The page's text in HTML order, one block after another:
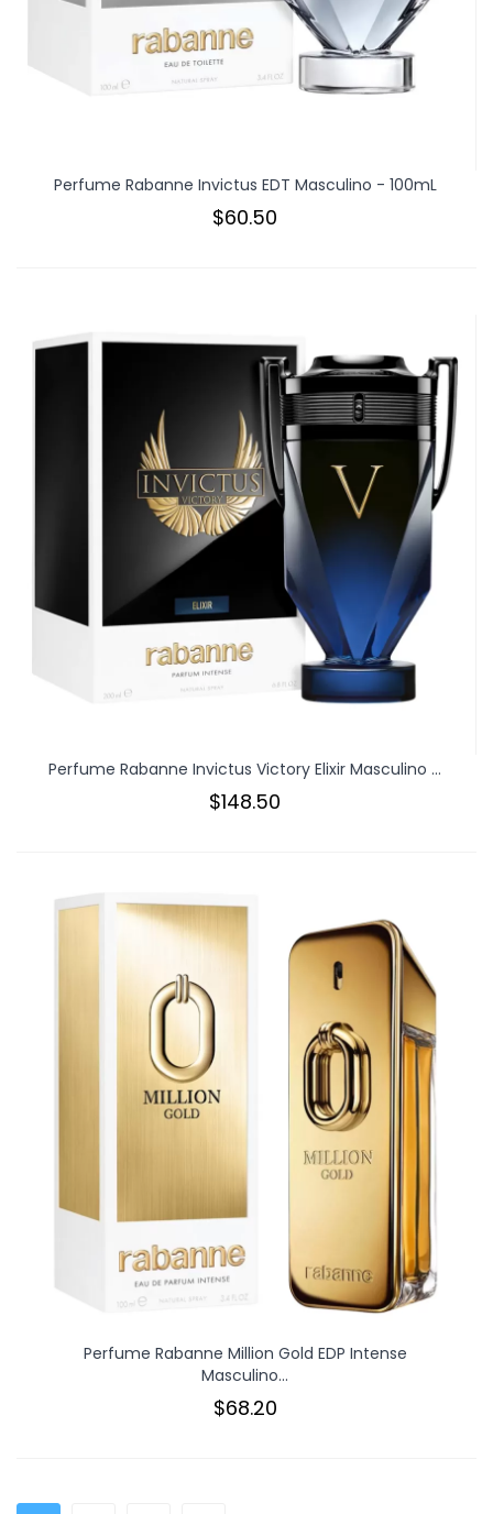
Perfume Rabanne Invictus EDT Masculino - 100mL
$60.50
Perfume Rabanne Invictus Victory Elixir Masculino ...
$148.50
Perfume Rabanne Million Gold EDP Intense
Masculino...
$68.20